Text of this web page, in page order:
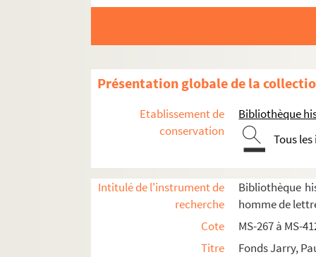
Présentation globale de la
Etablissement de
conservation
Bibliothèque
Tous
Intitulé de l'instrument de
recherche
Bibliothèque
homme de
Cote
MS-267 à MS-
Titre
Fonds Jarry,
Paul Jarry. Notes et textes sur des quartiers
Paul Jarry. Notes et textes sur des localités